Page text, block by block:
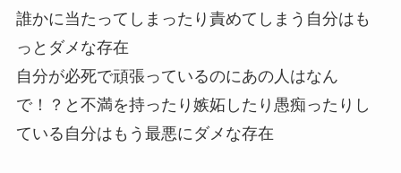
誰かに当たってしまったり責めてしまう自分はも
っとダメな存在
自分が必死で頑張っているのにあの人はなん
で！？と不満を持ったり嫉妬したり愚痴ったりし
ている自分はもう最悪にダメな存在